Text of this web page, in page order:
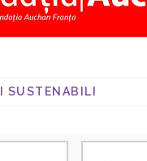
SUSTENABILI